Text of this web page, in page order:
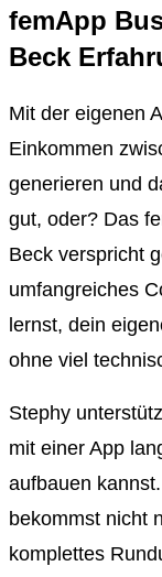
femApp
Beck
Mit der eigenen
Einkommen
generieren und
gut, oder? Das
Beck verspricht
umfangreiches
lernst, dein
ohne viel
Stephy
mit einer App
aufbauen kannst.
bekommst nicht
komplettes